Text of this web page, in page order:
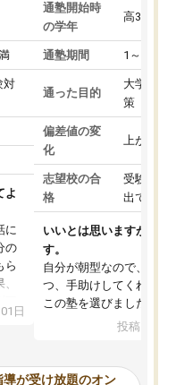
対
よ
に
の
ら
験
習
日
通塾開始時
の学年
高3
通塾期間 1～3ヵ月
通った目的
大学入学
策
偏差値の変
化
上がった
志望校の合
格
受験して
出ていな
いいとは思いますが、料
す。
自分が朝型なので、自習
つ、手助けしてくれる設
この塾を選びました。
投稿日：
が受け放題のオン